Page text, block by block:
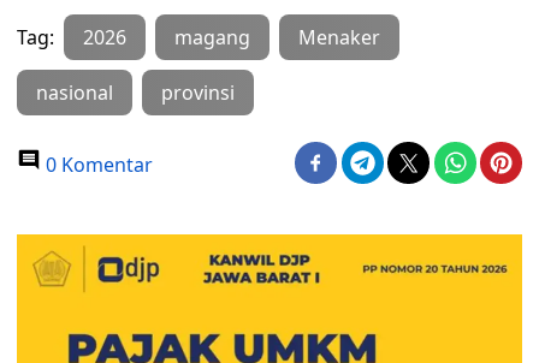
Tag: 2026 magang Menaker
nasional provinsi
0 Komentar